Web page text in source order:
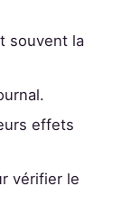
souvent la
effets
vérifier le